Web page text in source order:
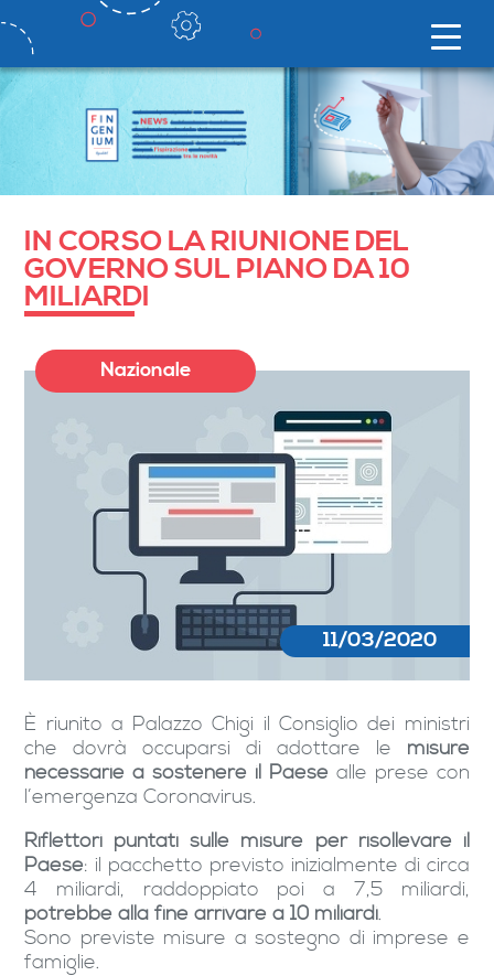
IN CORSO LA RIUNIONE DEL
GOVERNO SUL PIANO DA 10
MILIARDI
Nazionale
11/03/2020
È riunito a Palazzo Chigi il Consiglio dei ministri
che dovrà occuparsi di adottare le misure
necessarie a sostenere il Paese alle prese con
l’emergenza Coronavirus.
Riflettori puntati sulle misure per risollevare il
Paese: il pacchetto previsto inizialmente di circa
4 miliardi, raddoppiato poi a 7,5 miliardi,
potrebbe alla fine arrivare a 10 miliardi.
Sono previste misure a sostegno di imprese e
famiglie.